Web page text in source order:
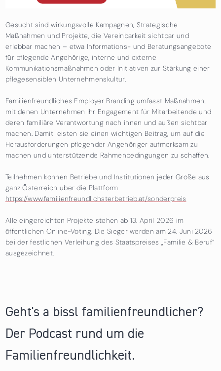
Gesucht sind wirkungsvolle Kampagnen, Strategische
Maßnahmen und Projekte, die Vereinbarkeit sichtbar und
erlebbar machen – etwa Informations- und Beratungsangebote
für pflegende Angehörige, interne und externe
Kommunikationsmaßnahmen oder Initiativen zur Stärkung einer
pflegesensiblen Unternehmenskultur.
Familienfreundliches Employer Branding umfasst Maßnahmen,
mit denen Unternehmen ihr Engagement für Mitarbeitende und
deren familiäre Verantwortung nach innen und außen sichtbar
machen. Damit leisten sie einen wichtigen Beitrag, um auf die
Herausforderungen pflegender Angehöriger aufmerksam zu
machen und unterstützende Rahmenbedingungen zu schaffen.
Teilnehmen können Betriebe und Institutionen jeder Größe aus
ganz Österreich über die Plattform
https://www.familienfreundlichsterbetrieb.at/sonderpreis
Alle eingereichten Projekte stehen ab 13. April 2026 im
öffentlichen Online-Voting. Die Sieger werden am 24. Juni 2026
bei der festlichen Verleihung des Staatspreises „Familie & Beruf“
ausgezeichnet.
Geht's a bissl familienfreundlicher?
Der Podcast rund um die
Familienfreundlichkeit.